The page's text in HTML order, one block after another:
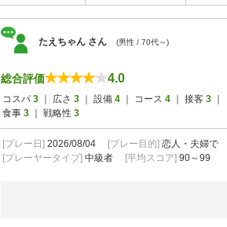
たえちゃん さん (男性 / 70代～)
総合評価 4.0
コスパ 3 ｜ 広さ 3 ｜ 設備 4 ｜ コース 4 ｜ 接客 3
食事 3 ｜ 戦略性 3
[プレー日] 2026/08/04 [プレー目的] 恋人・夫婦で
[プレーヤータイプ] 中級者 [平均スコア] 90～99